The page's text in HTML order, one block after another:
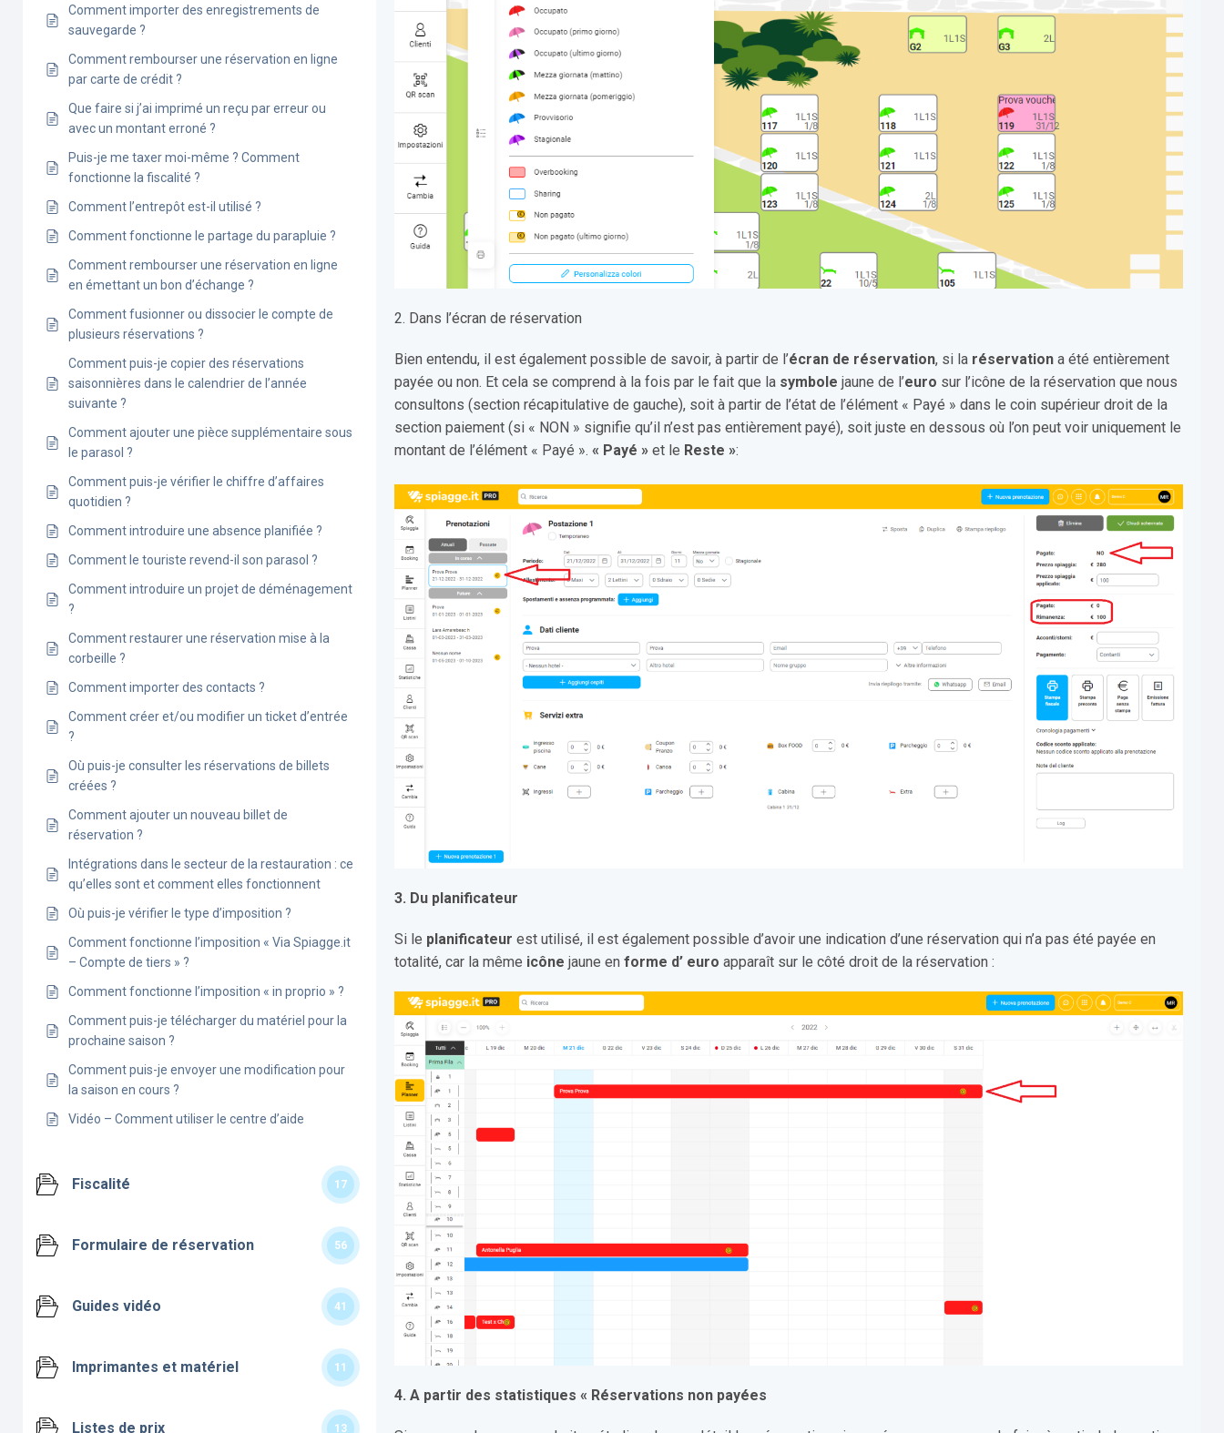
Comment importer des enregistrements de
sauvegarde ?
Comment rembourser une réservation en ligne
par carte de crédit ?
Que faire si j’ai imprimé un reçu par erreur ou
avec un montant erroné ?
Puis-je me taxer moi-même ? Comment
fonctionne la fiscalité ?
Comment l’entrepôt est-il utilisé ?
Comment fonctionne le partage du parapluie ?
Comment rembourser une réservation en ligne
en émettant un bon d’échange ?
Comment fusionner ou dissocier le compte de
plusieurs réservations ?
Comment puis-je copier des réservations
saisonnières dans le calendrier de l’année
suivante ?
Comment ajouter une pièce supplémentaire sous
le parasol ?
Comment puis-je vérifier le chiffre d’affaires
quotidien ?
Comment introduire une absence planifiée ?
Comment le touriste revend-il son parasol ?
Comment introduire un projet de déménagement
?
Comment restaurer une réservation mise à la
corbeille ?
Comment importer des contacts ?
Comment créer et/ou modifier un ticket d’entrée
?
Où puis-je consulter les réservations de billets
créées ?
Comment ajouter un nouveau billet de
réservation ?
Intégrations dans le secteur de la restauration : ce
qu’elles sont et comment elles fonctionnent
Où puis-je vérifier le type d’imposition ?
Comment fonctionne l’imposition « Via Spiagge.it
– Compte de tiers » ?
Comment fonctionne l’imposition « in proprio » ?
Comment puis-je télécharger du matériel pour la
prochaine saison ?
Comment puis-je envoyer une modification pour
la saison en cours ?
Vidéo – Comment utiliser le centre d’aide
Fiscalité 17
Formulaire de réservation 56
Guides vidéo 41
Imprimantes et matériel 11
Listes de prix 13
2. Dans l’écran de réservation
Bien entendu, il est également possible de savoir, à partir de l’écran de réservation, si la réservation a été entièrement
payée ou non. Et cela se comprend à la fois par le fait que la symbole jaune de l’euro sur l’icône de la réservation que nous
consultons (section récapitulative de gauche), soit à partir de l’état de l’élément « Payé » dans le coin supérieur droit de la
section paiement (si « NON » signifie qu’il n’est pas entièrement payé), soit juste en dessous où l’on peut voir uniquement le
montant de l’élément « Payé ».« Payé » et le Reste »:
3. Du planificateur
Si le planificateur est utilisé, il est également possible d’avoir une indication d’une réservation qui n’a pas été payée en
totalité, car la même icône jaune enforme d’ euro apparaît sur le côté droit de la réservation :
4. A partir des statistiques « Réservations non payées